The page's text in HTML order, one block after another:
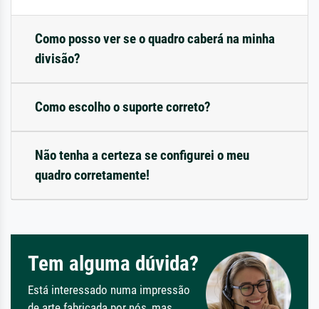
Como posso ver se o quadro caberá na minha
divisão?
Como escolho o suporte correto?
Não tenha a certeza se configurei o meu
quadro corretamente!
Tem alguma dúvida?
Está interessado numa impressão